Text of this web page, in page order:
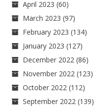
April 2023 (60)
March 2023 (97)
February 2023 (134)
January 2023 (127)
December 2022 (86)
November 2022 (123)
October 2022 (112)
September 2022 (139)